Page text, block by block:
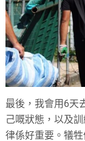
最後，我會用6天
己嘅狀態，以及
律係好重要。犠